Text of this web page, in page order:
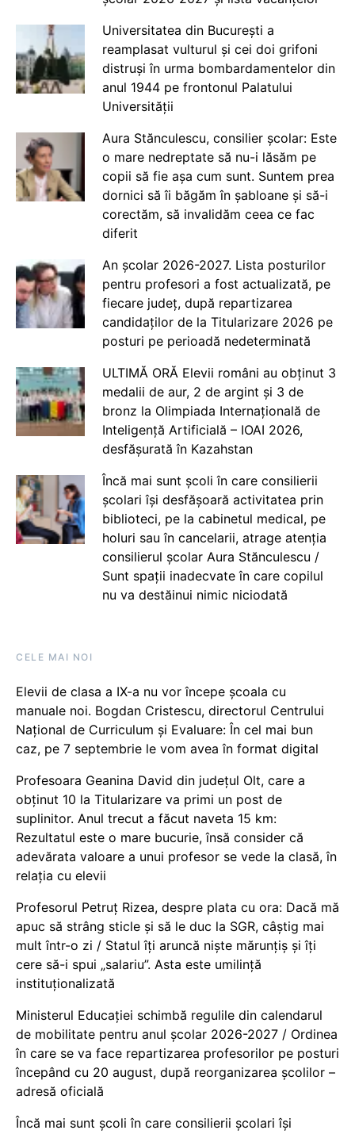
Universitatea din București a
reamplasat vulturul și cei doi grifoni
distruși în urma bombardamentelor din
anul 1944 pe frontonul Palatului
Universității
Aura Stănculescu, consilier școlar: Este
o mare nedreptate să nu-i lăsăm pe
copii să fie așa cum sunt. Suntem prea
dornici să îi băgăm în șabloane și să-i
corectăm, să invalidăm ceea ce fac
diferit
An școlar 2026-2027. Lista posturilor
pentru profesori a fost actualizată, pe
fiecare județ, după repartizarea
candidaților de la Titularizare 2026 pe
posturi pe perioadă nedeterminată
ULTIMĂ ORĂ Elevii români au obținut 3
medalii de aur, 2 de argint și 3 de
bronz la Olimpiada Internațională de
Inteligență Artificială – IOAI 2026,
desfășurată în Kazahstan
Încă mai sunt școli în care consilierii
școlari își desfășoară activitatea prin
biblioteci, pe la cabinetul medical, pe
holuri sau în cancelarii, atrage atenția
consilierul școlar Aura Stănculescu /
Sunt spații inadecvate în care copilul
nu va destăinui nimic niciodată
CELE MAI NOI
Elevii de clasa a IX-a nu vor începe școala cu
manuale noi. Bogdan Cristescu, directorul Centrului
Național de Curriculum și Evaluare: În cel mai bun
caz, pe 7 septembrie le vom avea în format digital
Profesoara Geanina David din județul Olt, care a
obținut 10 la Titularizare va primi un post de
suplinitor. Anul trecut a făcut naveta 15 km:
Rezultatul este o mare bucurie, însă consider că
adevărata valoare a unui profesor se vede la clasă, în
relația cu elevii
Profesorul Petruț Rizea, despre plata cu ora: Dacă mă
apuc să strâng sticle și să le duc la SGR, câștig mai
mult într-o zi / Statul îți aruncă niște mărunțiș și îți
cere să-i spui „salariu”. Asta este umilință
instituționalizată
Ministerul Educației schimbă regulile din calendarul
de mobilitate pentru anul școlar 2026-2027 / Ordinea
în care se va face repartizarea profesorilor pe posturi
începând cu 20 august, după reorganizarea școlilor –
adresă oficială
Încă mai sunt școli în care consilierii școlari își